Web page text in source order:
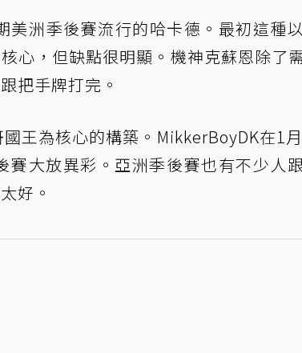
美洲季後賽流行的哈卡德。最初這種
心，但缺點很明顯。機神克蘇恩除了
把手牌打完。
王為核心的構築。MikkerBoyDK在1
大放異彩。亞洲季後賽也有不少人
好。